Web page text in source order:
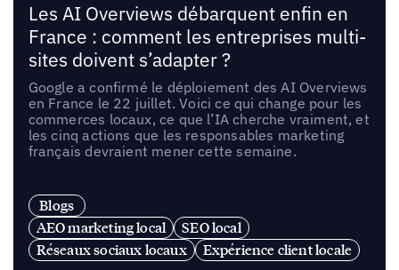
Les AI Overviews débarquent enfin en
France : comment les entreprises multi-
sites doivent s’adapter ?
Google a confirmé le déploiement des AI Overviews
en France le 22 juillet. Voici ce qui change pour les
commerces locaux, ce que l’IA cherche vraiment, et
les cinq actions que les responsables marketing
français devraient mener cette semaine.
Blogs
AEO marketing local
SEO local
Réseaux sociaux locaux
Expérience client locale